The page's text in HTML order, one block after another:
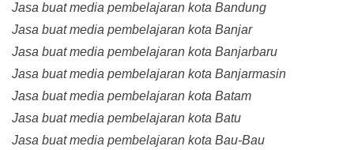
Jasa buat media pembelajaran kota Bandung
Jasa buat media pembelajaran kota Banjar
Jasa buat media pembelajaran kota Banjarbaru
Jasa buat media pembelajaran kota Banjarmasin
Jasa buat media pembelajaran kota Batam
Jasa buat media pembelajaran kota Batu
Jasa buat media pembelajaran kota Bau-Bau